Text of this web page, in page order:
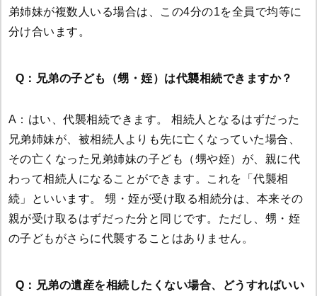
弟姉妹が複数人いる場合は、この4分の1を全員で均等に
分け合います。
Q：兄弟の子ども（甥・姪）は代襲相続できますか？
A：はい、代襲相続できます。 相続人となるはずだった
兄弟姉妹が、被相続人よりも先に亡くなっていた場合、
その亡くなった兄弟姉妹の子ども（甥や姪）が、親に代
わって相続人になることができます。これを「代襲相
続」といいます。 甥・姪が受け取る相続分は、本来その
親が受け取るはずだった分と同じです。ただし、甥・姪
の子どもがさらに代襲することはありません。
Q：兄弟の遺産を相続したくない場合、どうすればいい